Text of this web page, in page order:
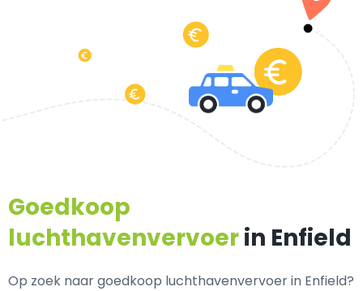
Goedkoop
luchthavenvervoerin Enfield
Op zoek naar goedkoop luchthavenvervoer in Enfield?